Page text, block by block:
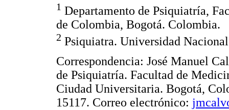
1 Departamento de Psiquiatría,
de Colombia, Bogotá. Colombia.
2 Psiquiatra. Universidad
Correspondencia: José Manuel
de Psiquiatría. Facultad de
Ciudad Universitaria. Bogotá,
15117. Correo electrónico: